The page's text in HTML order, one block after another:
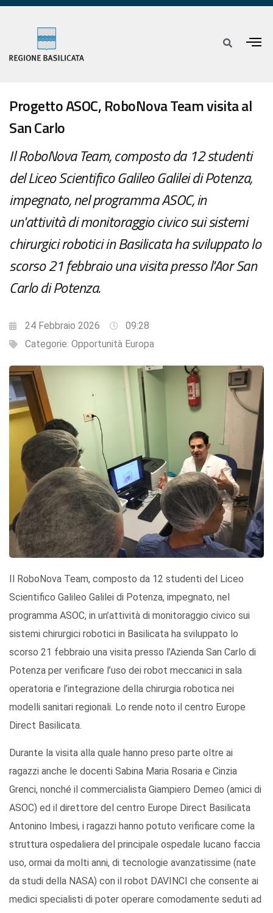
Progetto ASOC, RoboNova Team visita al
San Carlo
Il RoboNova Team, composto da 12 studenti
del Liceo Scientifico Galileo Galilei di Potenza,
impegnato, nel programma ASOC, in
un'attività di monitoraggio civico sui sistemi
chirurgici robotici in Basilicata ha sviluppato lo
scorso 21 febbraio una visita presso l'Aor San
Carlo di Potenza.
24 Febbraio 2026
09:28
Categorie: Opportunità Europa
Il RoboNova Team, composto da 12 studenti del Liceo
Scientifico Galileo Galilei di Potenza, impegnato, nel
programma ASOC, in un’attività di monitoraggio civico sui
sistemi chirurgici robotici in Basilicata ha sviluppato lo
scorso 21 febbraio una visita presso l’Azienda San Carlo di
Potenza per verificare l’uso dei robot meccanici in sala
operatoria e l’integrazione della chirurgia robotica nei
modelli sanitari regionali. Lo rende noto il centro Europe
Direct Basilicata.
Durante la visita alla quale hanno preso parte oltre ai
ragazzi anche le docenti Sabina Maria Rosaria e Cinzia
Grenci, nonché il commercialista Giampiero Demeo (amici di
ASOC) ed il direttore del centro Europe Direct Basilicata
Antonino Imbesi, i ragazzi hanno potuto verificare come la
struttura ospedaliera del principale ospedale lucano faccia
uso, ormai da molti anni, di tecnologie avanzatissime (nate
da studi della NASA) con il robot DAVINCI che consente ai
medici specialisti di poter operare comodamente seduti ad